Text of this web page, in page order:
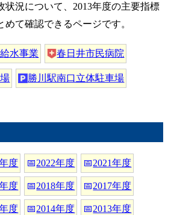
状況について、2013年度の主要指標
めて確認できるページです。
水事業 春日井市民病院
勝川駅南口立体駐車場
度 📅2022年度 📅2021年度
度 📅2018年度 📅2017年度
度 📅2014年度 📅2013年度